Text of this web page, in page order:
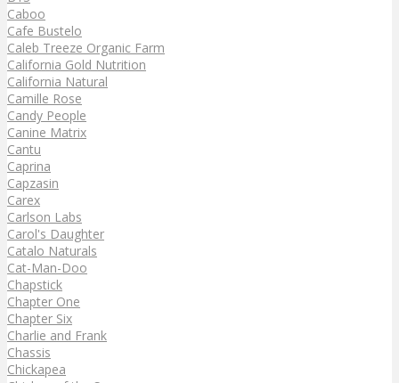
Caboo
Cafe Bustelo
Caleb Treeze Organic Farm
California Gold Nutrition
California Natural
Camille Rose
Candy People
Canine Matrix
Cantu
Caprina
Capzasin
Carex
Carlson Labs
Carol's Daughter
Catalo Naturals
Cat-Man-Doo
Chapstick
Chapter One
Chapter Six
Charlie and Frank
Chassis
Chickapea